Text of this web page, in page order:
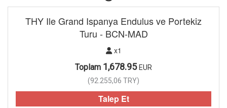
THY Ile Grand Ispanya Endulus ve Portekiz
Turu - BCN-MAD
x1
Toplam 1,678.95 EUR
(92.255,06 TRY)
Talep Et